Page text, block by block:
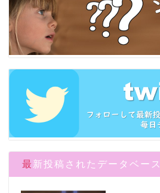
最新投稿されたデータベース